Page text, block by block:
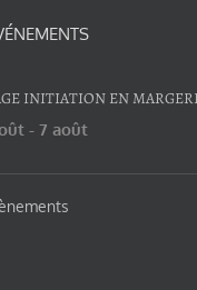
INITIATION EN
- 7 août